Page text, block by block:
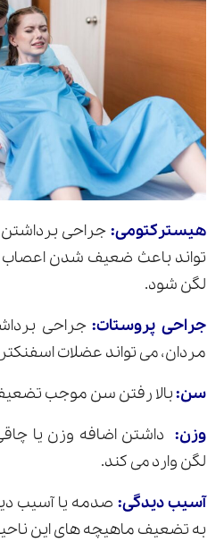
هیسترکتومی: جراحی
تواند باعث ضعیف شدن
لگن شود.
جراحی پروستات: جراحی
مردان، می تواند عضلات
سن:بالا رفتن سن موجب
وزن: داشتن اضافه وزن یا
لگن وارد می کند.
آسیب دیدگی: صدمه یا آسیب
به تضعیف ماهیچه های این